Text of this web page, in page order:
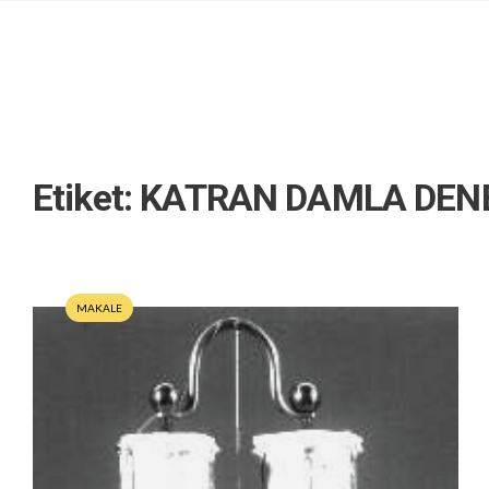
Etiket: KATRAN DAMLA
MAKALE